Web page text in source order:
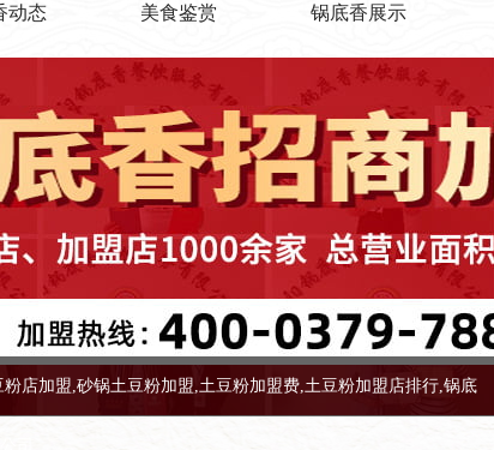
动态 美食鉴赏 锅底香展示
店加盟,砂锅土豆粉加盟,土豆粉加盟费,土豆粉加盟店排行,锅底